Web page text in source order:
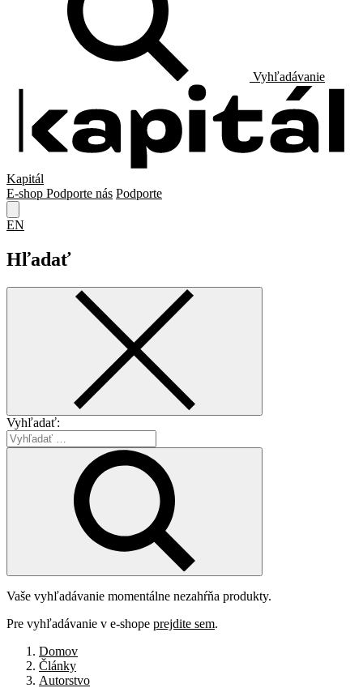
Vyhľadávanie
Kapitál
E-shop Podporte nás Podporte
EN
Hľadať
Vyhľadať:
Vaše vyhľadávanie momentálne nezahŕňa produkty.
Pre vyhľadávanie v e-shope prejdite sem.
Domov
Články
Autorstvo